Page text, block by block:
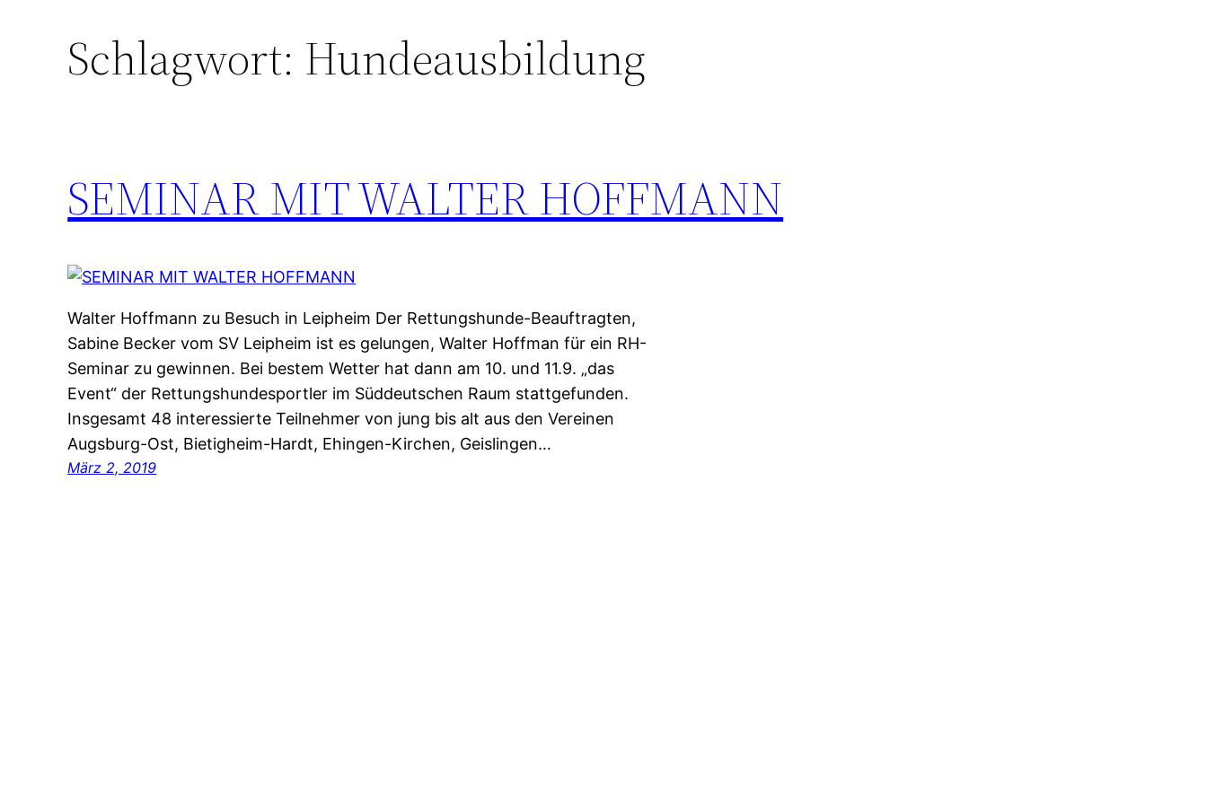
Schlagwort: Hundeausbildung
SEMINAR MIT WALTER HOFFMANN
Walter Hoffmann zu Besuch in Leipheim Der Rettungshunde-Beauftragten,
Sabine Becker vom SV Leipheim ist es gelungen, Walter Hoffman für ein RH-
Seminar zu gewinnen. Bei bestem Wetter hat dann am 10. und 11.9. „das
Event“ der Rettungshundesportler im Süddeutschen Raum stattgefunden.
Insgesamt 48 interessierte Teilnehmer von jung bis alt aus den Vereinen
Augsburg-Ost, Bietigheim-Hardt, Ehingen-Kirchen, Geislingen…
März 2, 2019